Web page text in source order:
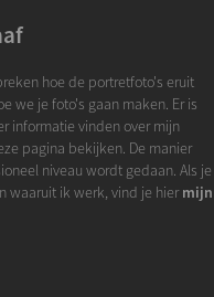
hoe de portretfoto's eruit
we je foto's gaan maken. Er is
informatie vinden over mijn
pagina bekijken. De manier
niveau wordt gedaan. Als je
waaruit ik werk, vind je hiermijn